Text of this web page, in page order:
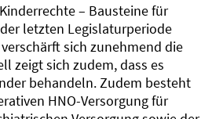
– Bausteine für
letzten Legislaturperiode
sich zunehmend die
zeigt sich zudem, dass es
behandeln. Zudem besteht
HNO-Versorgung für